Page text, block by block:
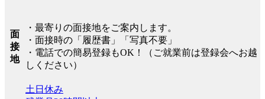
面
接
地
・最寄りの面接地をご案内します。
・面接時の「履歴書」「写真不要」
・電話での簡易登録もOK！（ご就業前は登録会へお越
しください）
土日休み